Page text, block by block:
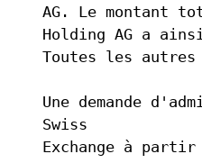
AG. Le montant
Holding AG a
Toutes les
Une demande
Swiss
Exchange à